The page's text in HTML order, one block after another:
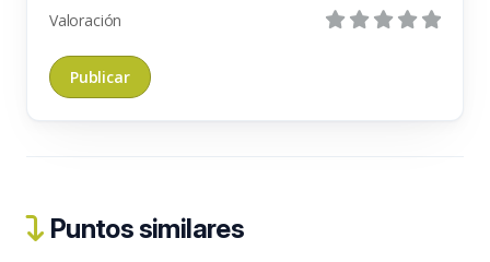
Valoración
Puntos similares